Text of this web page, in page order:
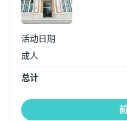
位置
如何到达那里
取消政策
活动日期
成人
总计